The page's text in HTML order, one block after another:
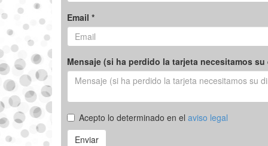
Email *
Mensaje (si ha perdido la tarjeta necesitamos
Acepto lo determinado en el aviso legal
Enviar